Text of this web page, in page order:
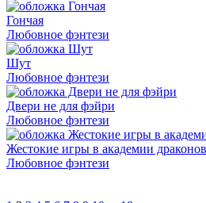
Гончая
Любовное фэнтези
Шут
Любовное фэнтези
Двери не для фэйри
Любовное фэнтези
Жестокие игры в академии
Любовное фэнтези